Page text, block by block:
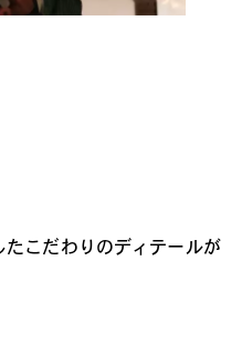
こだわりのディテールが